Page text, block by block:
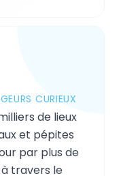
CURIEUX
de lieux
et pépites
par plus de
à travers le